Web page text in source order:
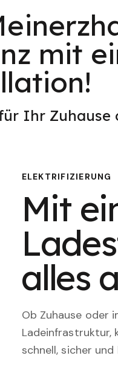
mit
Ihr Zuhause
ELEKTRIFIZIERUNG
Mit
alles
Ob Zuhause oder
Ladeinfrastruktur,
schnell, sicher